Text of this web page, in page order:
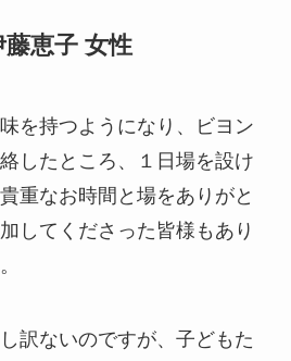
恵子 女性
を持つようになり、ビヨン
したところ、１日場を設け
重なお時間と場をありがと
してくださった皆様もあり
訳ないのですが、子どもた